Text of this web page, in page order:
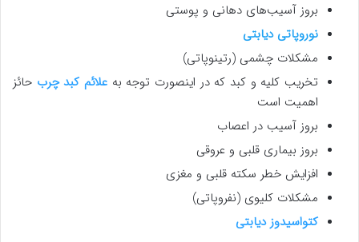
بروز آسیب‌های دهانی و پوستی
نوروپاتی دیابتی
مشکلات چشمی (رتینوپاتی)
تخریب کلیه و کبد که در اینصورت توجه به علائم کبد چرب حائز
اهمیت است
بروز آسیب در اعصاب
بروز بیماری قلبی و عروقی
افزایش خطر سکته قلبی و مغزی
مشکلات کلیوی (نفروپاتی)
کتواسیدوز دیابتی